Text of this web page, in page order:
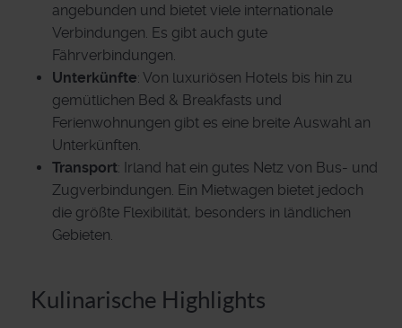
angebunden und bietet viele internationale
Verbindungen. Es gibt auch gute
Fährverbindungen.
Unterkünfte: Von luxuriösen Hotels bis hin zu
gemütlichen Bed & Breakfasts und
Ferienwohnungen gibt es eine breite Auswahl an
Unterkünften.
Transport: Irland hat ein gutes Netz von Bus- und
Zugverbindungen. Ein Mietwagen bietet jedoch
die größte Flexibilität, besonders in ländlichen
Gebieten.
Kulinarische Highlights